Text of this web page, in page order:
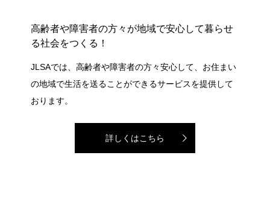
高齢者や障害者の方々が地域で安心して暮らせ
る社会をつくる！
JLSAでは、高齢者や障害者の方々安心して、お住まい
の地域で生活を送ることができるサービスを提供して
おります。
詳しくはこちら